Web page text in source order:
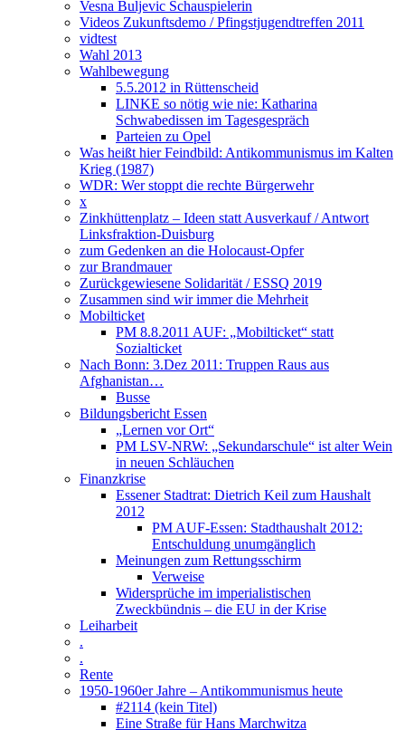
Vesna Buljevic Schauspielerin
Videos Zukunftsdemo / Pfingstjugendtreffen 2011
vidtest
Wahl 2013
Wahlbewegung
5.5.2012 in Rüttenscheid
LINKE so nötig wie nie: Katharina
Schwabedissen im Tagesgespräch
Parteien zu Opel
Was heißt hier Feindbild: Antikommunismus im Kalten
Krieg (1987)
WDR: Wer stoppt die rechte Bürgerwehr
x
Zinkhüttenplatz – Ideen statt Ausverkauf / Antwort
Linksfraktion-Duisburg
zum Gedenken an die Holocaust-Opfer
zur Brandmauer
Zurückgewiesene Solidarität / ESSQ 2019
Zusammen sind wir immer die Mehrheit
Mobilticket
PM 8.8.2011 AUF: „Mobilticket“ statt
Sozialticket
Nach Bonn: 3.Dez 2011: Truppen Raus aus
Afghanistan…
Busse
Bildungsbericht Essen
„Lernen vor Ort“
PM LSV-NRW: „Sekundarschule“ ist alter Wein
in neuen Schläuchen
Finanzkrise
Essener Stadtrat: Dietrich Keil zum Haushalt
2012
PM AUF-Essen: Stadthaushalt 2012:
Entschuldung unumgänglich
Meinungen zum Rettungsschirm
Verweise
Widersprüche im imperialistischen
Zweckbündnis – die EU in der Krise
Leiharbeit
.
.
Rente
1950-1960er Jahre – Antikommunismus heute
#2114 (kein Titel)
Eine Straße für Hans Marchwitza